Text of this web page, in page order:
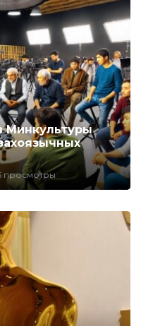
Минкультуры
просмотры